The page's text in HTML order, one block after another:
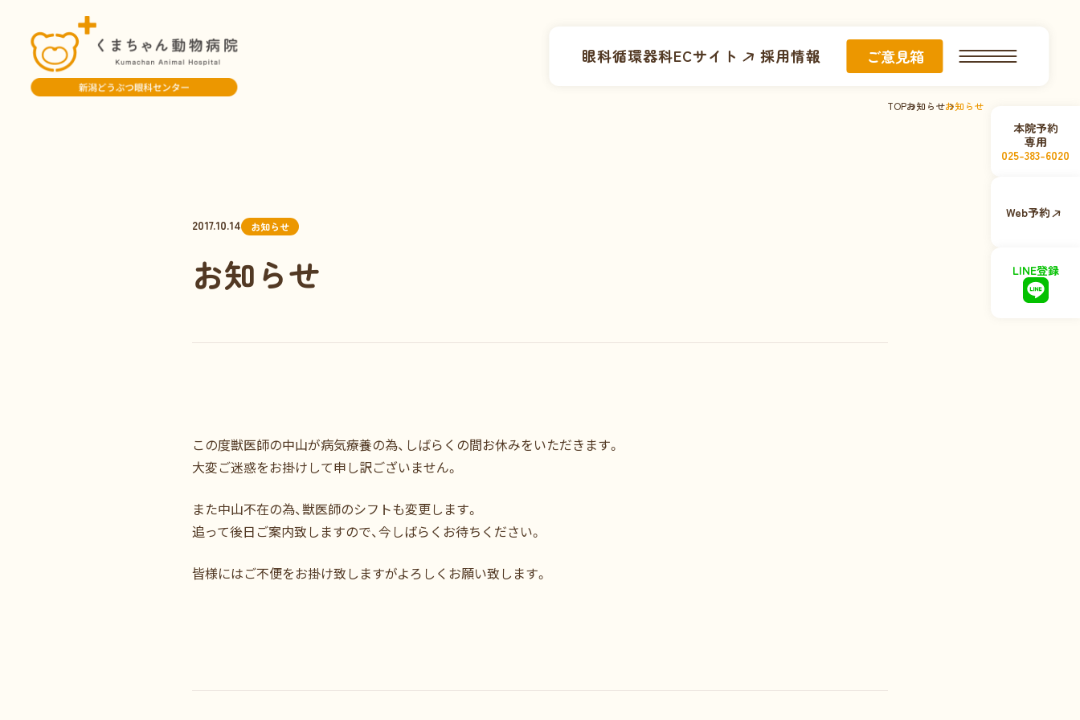
眼科循環器科ECサイト 採用情報 ご意見箱
本院予約
専用
025-383-6020
Web予約
LINE登録
TOPお知らせお知らせ
2017.10.14 お知らせ
お知らせ
この度獣医師の中山が病気療養の為、しばらくの間お休みをいただきます。
大変ご迷惑をお掛けして申し訳ございません。
また中山不在の為、獣医師のシフトも変更します。
追って後日ご案内致しますので、今しばらくお待ちください。
皆様にはご不便をお掛け致しますがよろしくお願い致します。